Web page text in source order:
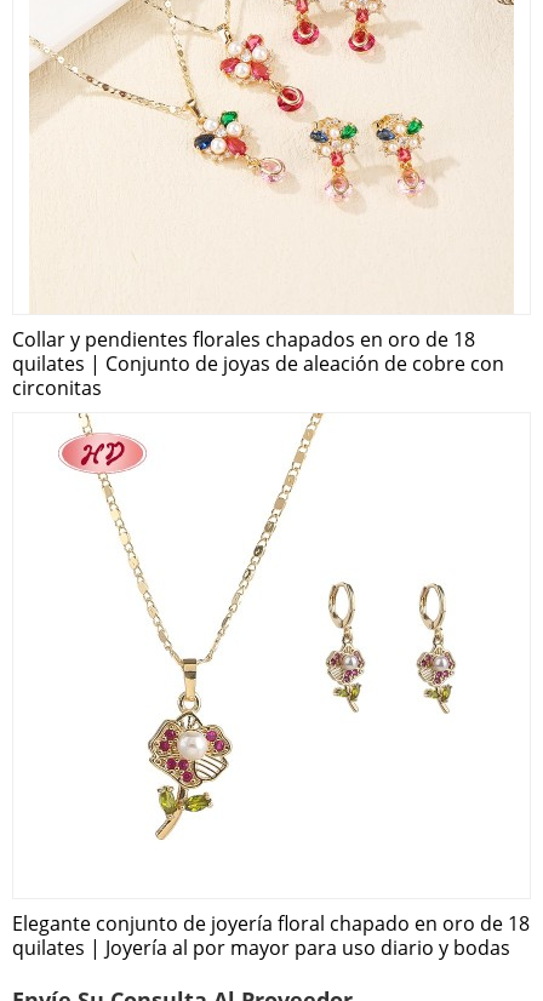
Collar y pendientes florales chapados en oro de 18
quilates | Conjunto de joyas de aleación de cobre con
circonitas
Elegante conjunto de joyería floral chapado en oro de 18
quilates | Joyería al por mayor para uso diario y bodas